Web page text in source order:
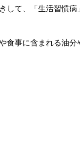
して、「生活習慣病
食事に含まれる油分